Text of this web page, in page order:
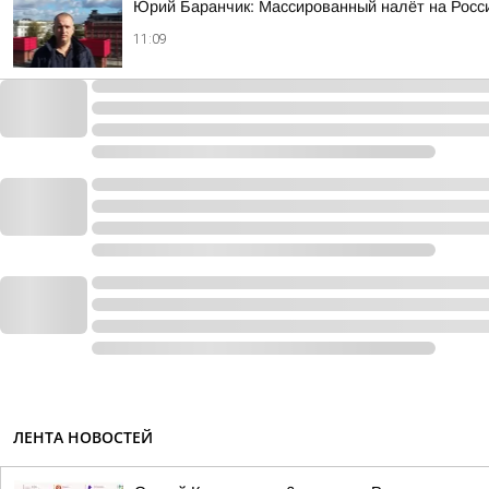
Юрий Баранчик: Массированный налёт на
11:09
ЛЕНТА НОВОСТЕЙ